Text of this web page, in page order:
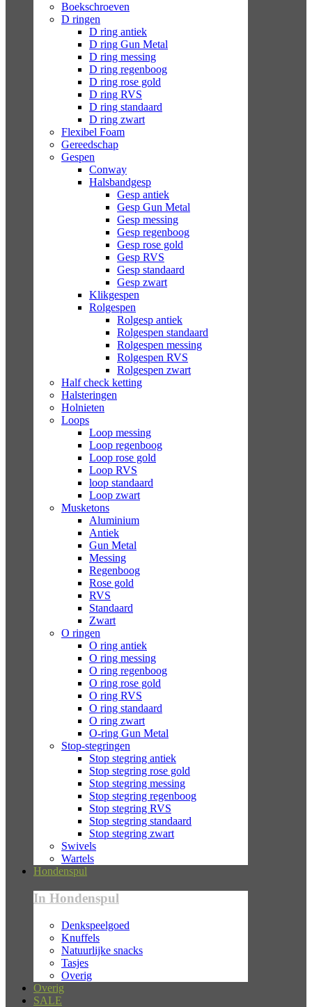
Boekschroeven
D ringen
D ring antiek
D ring Gun Metal
D ring messing
D ring regenboog
D ring rose gold
D ring RVS
D ring standaard
D ring zwart
Flexibel Foam
Gereedschap
Gespen
Conway
Halsbandgesp
Gesp antiek
Gesp Gun Metal
Gesp messing
Gesp regenboog
Gesp rose gold
Gesp RVS
Gesp standaard
Gesp zwart
Klikgespen
Rolgespen
Rolgesp antiek
Rolgespen standaard
Rolgespen messing
Rolgespen RVS
Rolgespen zwart
Half check ketting
Halsteringen
Holnieten
Loops
Loop messing
Loop regenboog
Loop rose gold
Loop RVS
loop standaard
Loop zwart
Musketons
Aluminium
Antiek
Gun Metal
Messing
Regenboog
Rose gold
RVS
Standaard
Zwart
O ringen
O ring antiek
O ring messing
O ring regenboog
O ring rose gold
O ring RVS
O ring standaard
O ring zwart
O-ring Gun Metal
Stop-stegringen
Stop stegring antiek
Stop stegring rose gold
Stop stegring messing
Stop stegring regenboog
Stop stegring RVS
Stop stegring standaard
Stop stegring zwart
Swivels
Wartels
Hondenspul
In Hondenspul
Denkspeelgoed
Knuffels
Natuurlijke snacks
Tasjes
Overig
Overig
SALE